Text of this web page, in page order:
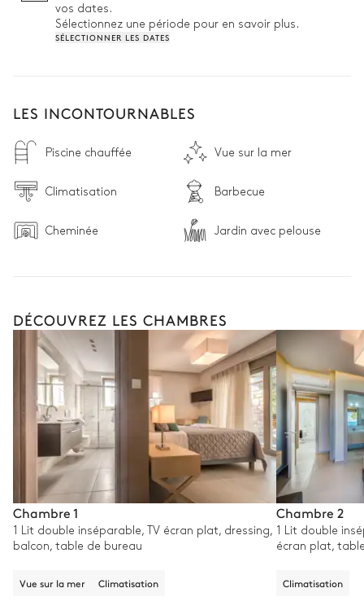
vos dates.
Sélectionnez une période pour en savoir plus.
SÉLECTIONNER LES DATES
LES INCONTOURNABLES
Piscine chauffée Vue sur la mer
Climatisation Barbecue
Cheminée Jardin avec pelouse
DÉCOUVREZ LES CHAMBRES
Chambre 1
1 Lit double inséparable, TV écran plat, dressing,
balcon, table de bureau
Vue sur la mer Climatisation
Chambre 2
1 Lit double
écran plat,
Climatisation